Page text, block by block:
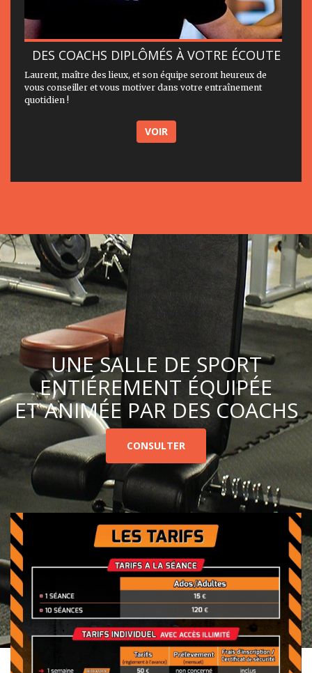
DES COACHS DIPLÔMÉS À VOTRE ÉCOUTE
Laurent, maître des lieux, et son équipe seront heureux de
vous conseiller et vous motiver dans votre entraînement
quotidien !
VOIR
UNE SALLE DE SPORT
ENTIÉREMENT ÉQUIPÉE
ET ANIMÉE PAR DES COACHS
CONSULTER